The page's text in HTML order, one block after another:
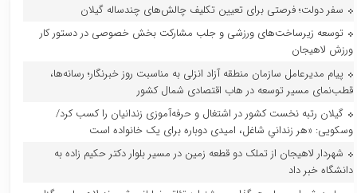
سفر دولت؛ فرصتی برای تعیین تکلیف چالش‌های چندساله گیلان
توسعه زیرساخت‌های ورزشی و جلب مشارکت بخش خصوصی در دستور کار
ورزش لاهیجان
پیام مدیرعامل سازمان منطقه آزاد انزلی به مناسبت روز خبرنگار؛ رسانه‌ها،
قطب‌نمای مسیر توسعه در هاب اقتصادی شمال کشور
گیلان رتبه نخست کشور در اشتغال و حرفه‌آموزی زندانیان را کسب کرد/
وسکویی: «هر زندانیِ شاغل، امیدی دوباره برای یک خانواده است
شهردار لاهیجان از تملک دو قطعه زمین در مسیر بلوار دکتر حکیم زاده به
دانشگاه خبر داد